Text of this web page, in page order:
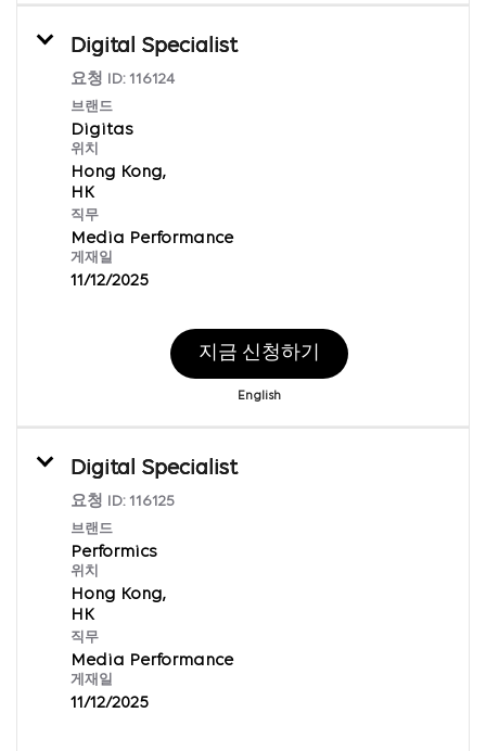
Digital Specialist
요청 ID: 116124
브랜드
Digitas
위치
Hong Kong,
직무
Media Performance
게재일
11/12/2025
지금 신청하기
English
Digital Specialist
요청 ID: 116125
브랜드
Performics
위치
Hong Kong,
직무
Media Performance
게재일
11/12/2025